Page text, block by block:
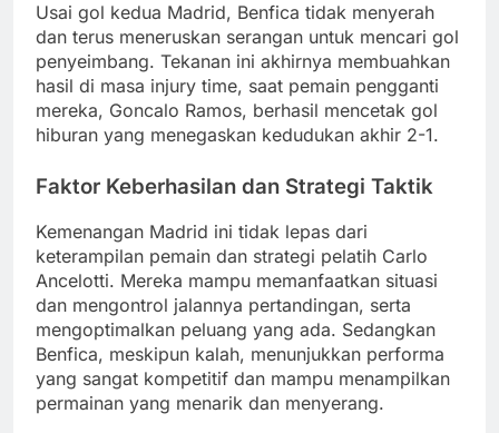
Usai gol kedua Madrid, Benfica tidak menyerah
dan terus meneruskan serangan untuk mencari gol
penyeimbang. Tekanan ini akhirnya membuahkan
hasil di masa injury time, saat pemain pengganti
mereka, Goncalo Ramos, berhasil mencetak gol
hiburan yang menegaskan kedudukan akhir 2-1.
Faktor Keberhasilan dan Strategi Taktik
Kemenangan Madrid ini tidak lepas dari
keterampilan pemain dan strategi pelatih Carlo
Ancelotti. Mereka mampu memanfaatkan situasi
dan mengontrol jalannya pertandingan, serta
mengoptimalkan peluang yang ada. Sedangkan
Benfica, meskipun kalah, menunjukkan performa
yang sangat kompetitif dan mampu menampilkan
permainan yang menarik dan menyerang.